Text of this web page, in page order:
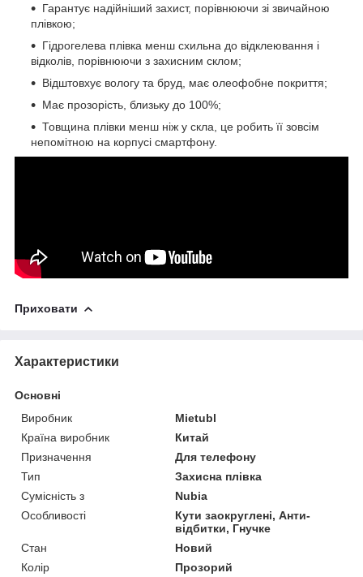
Гарантує надійніший захист, порівнюючи зі звичайною
плівкою;
Гідрогелева плівка менш схильна до відклеювання і
відколів, порівнюючи з захисним склом;
Відштовхує вологу та бруд, має олеофобне покриття;
Має прозорість, близьку до 100%;
Товщина плівки менш ніж у скла, це робить її зовсім
непомітною на корпусі смартфону.
Приховати
Характеристики
Основні
Виробник
Mietubl
Країна виробник
Китай
Призначення
Для телефону
Тип
Захисна плівка
Сумісність з
Nubia
Особливості
Кути заокруглені, Анти-
відбитки, Гнучке
Стан
Новий
Колір
Прозорий